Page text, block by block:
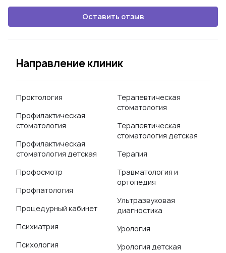
Оставить отзыв
Направление клиник
Проктология
Профилактическая
стоматология
Профилактическая
стоматология детская
Профосмотр
Профпатология
Процедурный кабинет
Психиатрия
Психология
Терапевтическая
стоматология
Терапевтическая
стоматология детская
Терапия
Травматология и
ортопедия
Ультразвуковая
диагностика
Урология
Урология детская